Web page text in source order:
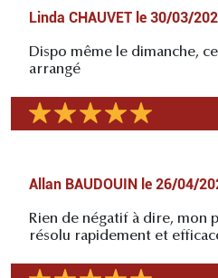
Linda CHAUVET le 30/03/
Dispo même le dimanche,
arrangé
Allan BAUDOUIN le 26/04/
Rien de négatif à dire, mon
résolu rapidement et